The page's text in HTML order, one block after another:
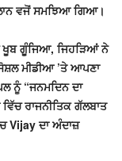
ਵਜੋਂ ਸਮਝਿਆ ਗਿਆ।
ਖੂਬ ਗੂੰਜਿਆ, ਜਿਹੜਿਆਂ ਨੇ
ਮੀਡੀਆ ’ਤੇ ਆਪਣਾ
ਨੂੰ “ਜਨਮਦਿਨ ਦਾ
ਰਾਜਨੀਤਿਕ ਗੱਲਬਾਤ
Vijay ਦਾ ਅੰਦਾਜ਼